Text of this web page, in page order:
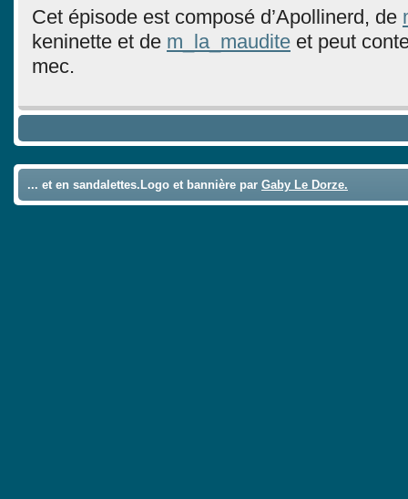
Cet épisode est composé d’Apollinerd, de
keninette et de m_la_maudite et peut
mec.
... et en sandalettes.Logo et bannière par Gaby Le Dorze.